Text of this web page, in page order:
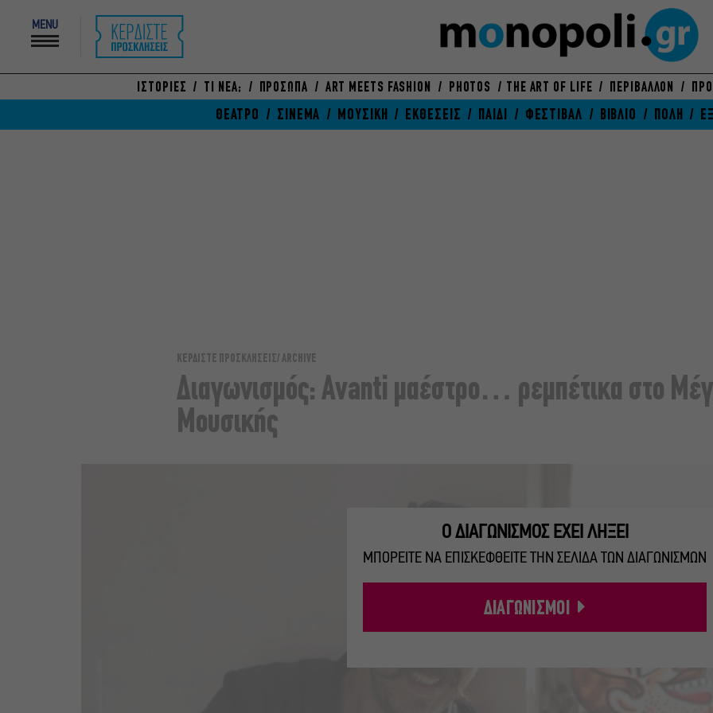
MENU
ΙΣΤΟΡΙΕΣ ΤΙ ΝΕΑ; ΠΡΟΣΩΠΑ ART MEETS FASHION PHOTOS THE ART OF LIFE ΠΕΡΙΒΑΛΛΟΝ
ΘΕΑΤΡΟ ΣΙΝΕΜΑ ΜΟΥΣΙΚΗ ΕΚΘΕΣΕΙΣ ΠΑΙΔΙ ΦΕΣΤΙΒΑΛ ΒΙΒΛΙΟ ΠΟΛΗ
ΚΕΡΔΙΣΤΕ ΠΡΟΣΚΛΗΣΕΙΣ ARCHIVE
Διαγωνισμός: Avanti μαέστρο… ρεμπέτικα στο
Μουσικής
Ο ΔΙΑΓΩΝΙΣΜΟΣ ΕΧΕΙ ΛΗΞΕΙ
ΜΠΟΡΕΙΤΕ ΝΑ ΕΠΙΣΚΕΦΘΕΙΤΕ ΤΗΝ ΣΕΛΙΔΑ ΤΩΝ ΔΙΑΓΩΝΙΣΜΩΝ
ΔΙΑΓΩΝΙΣΜΟΙ